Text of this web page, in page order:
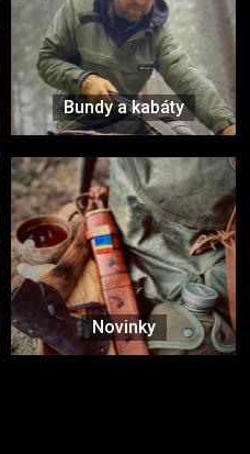
Bundy a kabáty
Novinky